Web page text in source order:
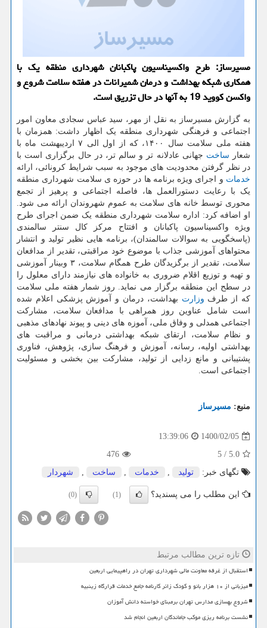
مسیرساز: طرح واکسیناسیون پاکبانان شهرداری منطقه یک با
همکاری شبکه بهداشت و درمان شمیرانات در هفته سلامت شروع و
واکسن کووید 19 به آنها در حال تزریق است.
به گزارش مسیرساز به نقل از مهر، سید عباس سجادی معاون امور
اجتماعی و فرهنگی شهرداری منطقه یک اظهار داشت: همزمان با
هفته ملی سلامت سال ۱۴۰۰، که از اول الی ۷ اردیبهشت ماه با
شعار ساخت جهانی عادلانه تر و سالم تر، در حال برگزاری است با
در نظر گرفتن محدودیت های موجود به سبب شرایط کرونائی، ارائه
خدمات و اجرای ویژه برنامه ها در حوزه ی سلامت شهرداری منطقه
یک با رعایت دستورالعمل ها، فاصله اجتماعی و پرهیز از تجمع
محوری توسط خانه های سلامت به عموم شهروندان ارائه می شود.
او اضافه کرد: اداره سلامت شهرداری منطقه یک ضمن اجرای طرح
ویژه واکسیناسیون پاکبانان و افتتاح مرکز کال سنتر سالمندی
(پاسخگویی به سوالات سالمندان)، برنامه هایی نظیر تولید و انتشار
محتواهای آموزشی جذاب با موضوع خود مراقبتی، تقدیر از مدافعان
سلامت، تقدیر از برگزیدگان طرح همگام سلامت، ۳ وبینار آموزشی
و تهیه و توزیع اقلام ضروری به خانواده های نیازمند دارای معلول را
در سطح این منطقه برگزار می نماید. روز شمار هفته ملی سلامت
که از طرف وزارت بهداشت، درمان و آموزش پزشکی اعلام شده
است شامل عناوین روز همراهی با مدافعان سلامت، مشارکت
اجتماعی همدلی و وفاق ملی، آموزه های دینی و پیوند نهادهای مذهبی
و نظام سلامت، ارتقای شبکه بهداشتی درمانی و مراقبت های
بهداشتی اولیه، رسانه، آموزش و فرهنگ سازی، پژوهش، فناوری
پشتیبانی و مانع زدایی از تولید، مشارکت بین بخشی و مسئولیت
اجتماعی است.
منبع: مسیرساز
1400/02/05
13:39:06
5.0
/
5
476
تگهای خبر:
تولید , خدمات , ساخت , شهردار
این مطلب را می پسندید؟ (1)
(0)
تازه ترین مطالب مرتبط
استقبال از غرفه معاونت مالی شهرداری تهران در راهپیمایی اربعین
میزبانی از ۱۰ هزار بانو و کودک زائر کارنامه جامع خدمات قرارگاه زینبیه
شروع بهسازی مدارس تهران برمبنای خواسته دانش آموزان
نشست برنامه ریزی موکب جاماندگان اربعین انجام شد